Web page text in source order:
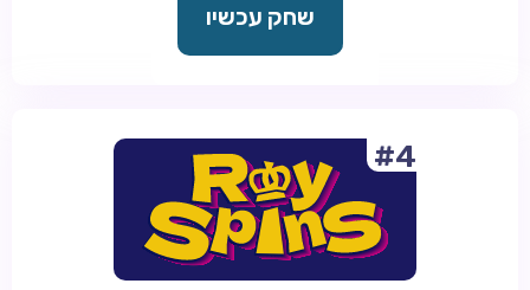
שחק עכשיו
#4